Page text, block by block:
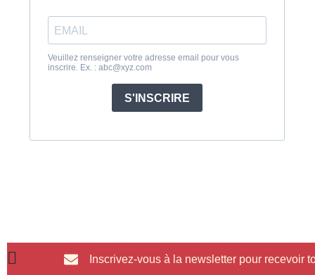
Inscrivez-vous à la newsletter pour recevoir